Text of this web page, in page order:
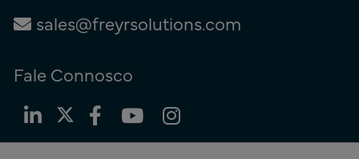
sales@freyrsolutions.com
Fale Connosco